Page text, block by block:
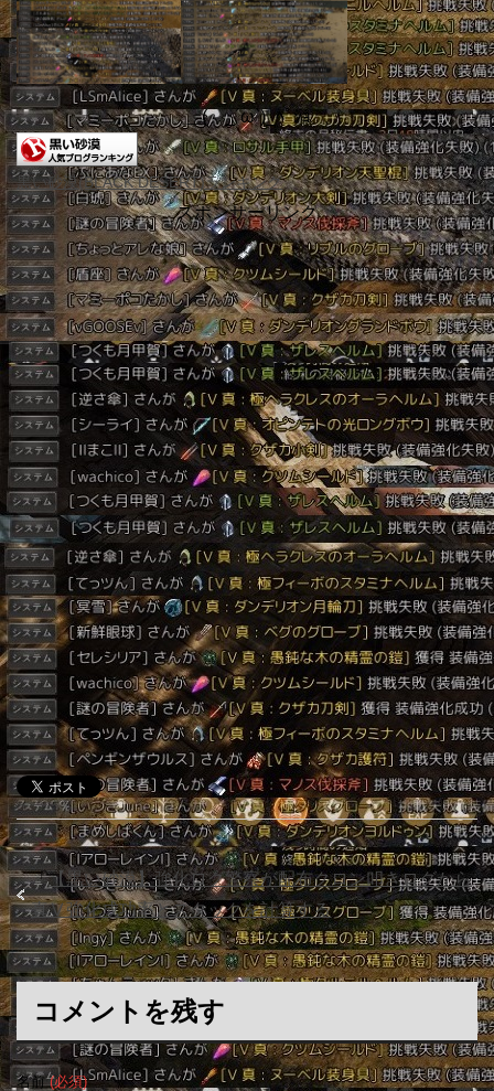
＿( _´ω`)_ﾍﾟｼｮ
黒い砂漠(BLACK DESERT)ランキング
スポンサーリンク
「【黒い砂漠】強化ログ警察が配布クロン叩きログから
真Ⅴ強化成功率とスタックを計算する」
コメントを残す
名前(必須)